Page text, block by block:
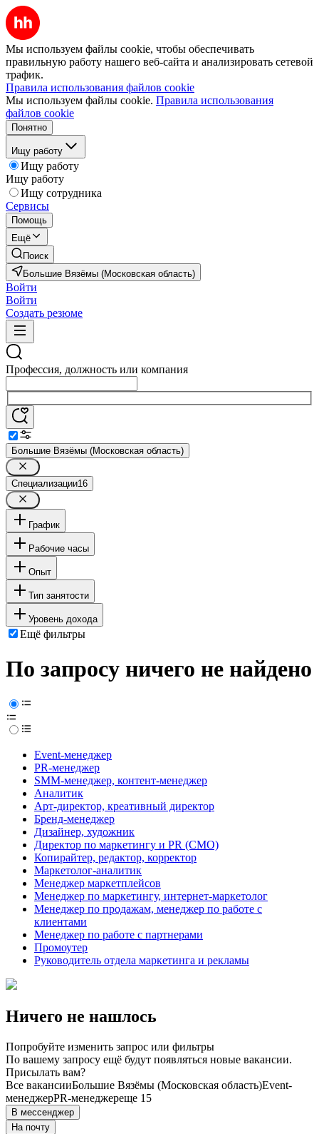
Мы используем файлы cookie, чтобы обеспечивать
правильную работу нашего веб-сайта и анализировать сетевой
трафик.
Правила использования файлов cookie
Мы используем файлы cookie. Правила использования
файлов cookie
Понятно
Ищу работу
Ищу работу
Ищу работу
Ищу сотрудника
Сервисы
Помощь
Ещё
Поиск
Большие Вязёмы (Московская область)
Войти
Войти
Создать резюме
Профессия, должность или компания
Большие Вязёмы (Московская область)
Специализации16
График
Рабочие часы
Опыт
Тип занятости
Уровень дохода
Ещё фильтры
По запросу ничего не найдено
Event-менеджер
PR-менеджер
SMM-менеджер, контент-менеджер
Аналитик
Арт-директор, креативный директор
Бренд-менеджер
Дизайнер, художник
Директор по маркетингу и PR (CMO)
Копирайтер, редактор, корректор
Маркетолог-аналитик
Менеджер маркетплейсов
Менеджер по маркетингу, интернет-маркетолог
Менеджер по продажам, менеджер по работе с
клиентами
Менеджер по работе с партнерами
Промоутер
Руководитель отдела маркетинга и рекламы
Ничего не нашлось
Попробуйте изменить запрос или фильтры
По вашему запросу ещё будут появляться новые вакансии.
Присылать вам?
Все вакансииБольшие Вязёмы (Московская область)Event-
менеджерPR-менеджереще 15
В мессенджер
На почту